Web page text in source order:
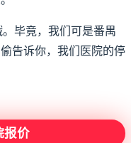
毕竟，我们可是番禺
告诉你，我们医院的停
报价